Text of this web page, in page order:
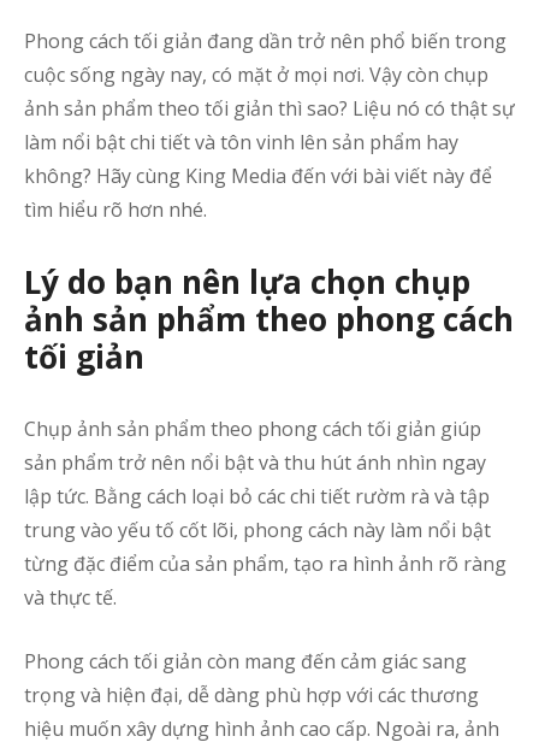
Phong cách tối giản đang dần trở nên phổ biến trong
cuộc sống ngày nay, có mặt ở mọi nơi. Vậy còn chụp
ảnh sản phẩm theo tối giản thì sao? Liệu nó có thật sự
làm nổi bật chi tiết và tôn vinh lên sản phẩm hay
không? Hãy cùng King Media đến với bài viết này để
tìm hiểu rõ hơn nhé.
Lý do bạn nên lựa chọn chụp
ảnh sản phẩm theo phong cách
tối giản
Chụp ảnh sản phẩm theo phong cách tối giản giúp
sản phẩm trở nên nổi bật và thu hút ánh nhìn ngay
lập tức. Bằng cách loại bỏ các chi tiết rườm rà và tập
trung vào yếu tố cốt lõi, phong cách này làm nổi bật
từng đặc điểm của sản phẩm, tạo ra hình ảnh rõ ràng
và thực tế.
Phong cách tối giản còn mang đến cảm giác sang
trọng và hiện đại, dễ dàng phù hợp với các thương
hiệu muốn xây dựng hình ảnh cao cấp. Ngoài ra, ảnh